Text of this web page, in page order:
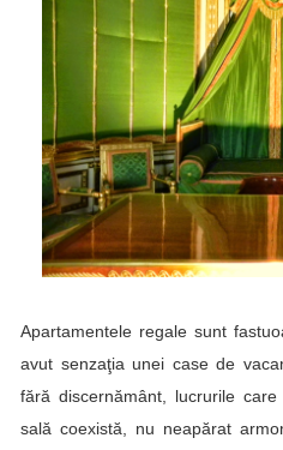
Apartamentele regale sunt
avut senzaţia unei case de
fără discernământ, lucrurile
sală coexistă, nu neapărat